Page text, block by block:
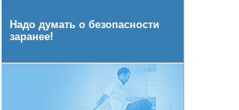
Надо думать о безопасности
заранее!